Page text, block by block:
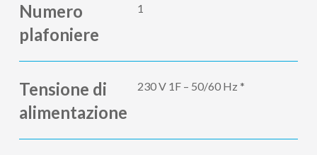
Numero
plafoniere
1
Tensione di
alimentazione
230 V 1F – 50/60 Hz *